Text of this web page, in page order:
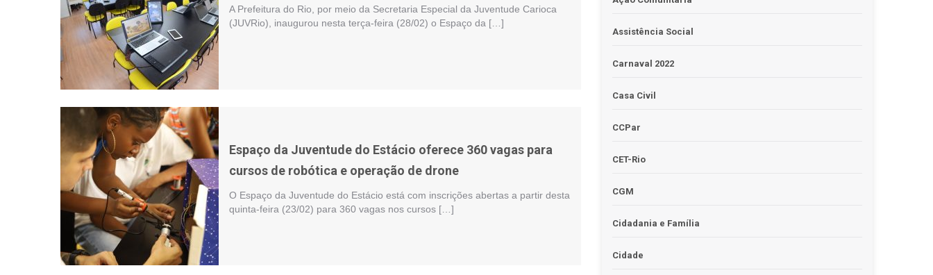
A Prefeitura do Rio, por meio da Secretaria Especial da Juventude Carioca
(JUVRio), inaugurou nesta terça-feira (28/02) o Espaço da […]
Espaço da Juventude do Estácio oferece 360 vagas para
cursos de robótica e operação de drone
O Espaço da Juventude do Estácio está com inscrições abertas a partir desta
quinta-feira (23/02) para 360 vagas nos cursos […]
Assistência Social
Carnaval 2022
Casa Civil
CCPar
CET-Rio
CGM
Cidadania e Família
Cidade